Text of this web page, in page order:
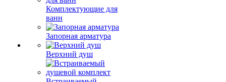
Комплектующие для
ванн
Запорная арматура
Верхний душ